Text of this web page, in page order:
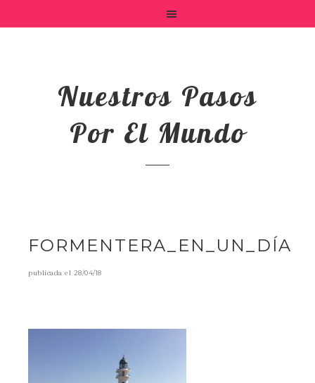
Nuestros Pasos
Por El Mundo
FORMENTERA_EN_UN_DÍA
publicada el 28/04/18